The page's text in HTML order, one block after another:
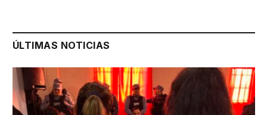
ÚLTIMAS NOTICIAS